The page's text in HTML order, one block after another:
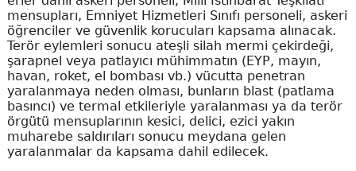
mensupları, Emniyet Hizmetleri Sınıfı personeli, askeri
öğrenciler ve güvenlik korucuları kapsama alınacak.
Terör eylemleri sonucu ateşli silah mermi çekirdeği,
şarapnel veya patlayıcı mühimmatın (EYP, mayın,
havan, roket, el bombası vb.) vücutta penetran
yaralanmaya neden olması, bunların blast (patlama
basıncı) ve termal etkileriyle yaralanması ya da terör
örgütü mensuplarının kesici, delici, ezici yakın
muharebe saldırıları sonucu meydana gelen
yaralanmalar da kapsama dahil edilecek.